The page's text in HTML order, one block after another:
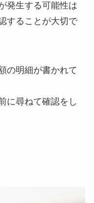
発生する可能性は
することが大切で
の明細が書かれて
に尋ねて確認をし